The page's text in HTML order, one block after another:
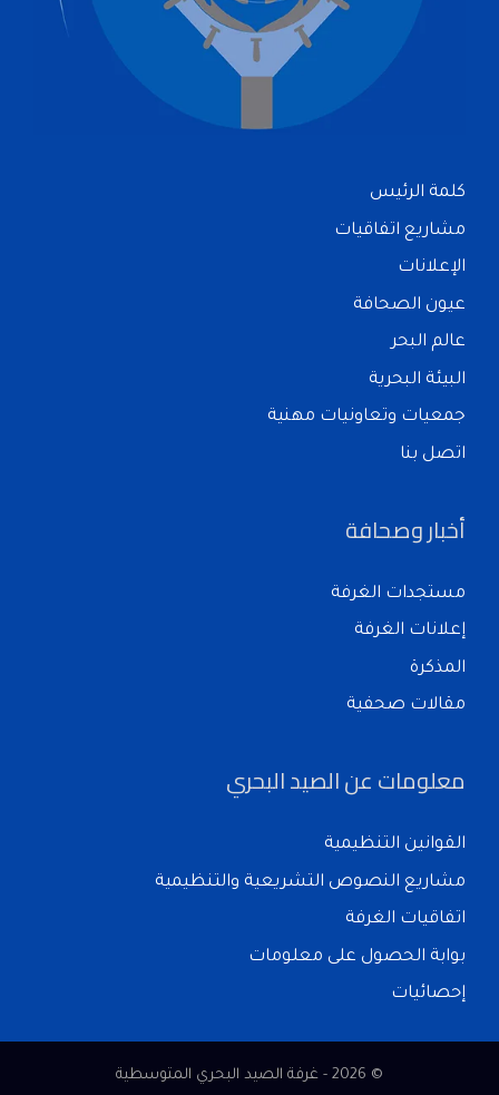
كلمة الرئيس
مشاريع اتفاقيات
الإعلانات
عيون الصحافة
عالم البحر
البيئة البحرية
جمعيات وتعاونيات مهنية
اتصل بنا
أخبار وصحافة
مستجدات الغرفة
إعلانات الغرفة
المذكرة
مقالات صحفية
معلومات عن الصيد البحري
القوانين التنظيمية
مشاريع النصوص التشريعية والتنظيمية
اتفاقيات الغرفة
بوابة الحصول على معلومات
إحصائيات
© 2026 - غرفة الصيد البحري المتوسطية